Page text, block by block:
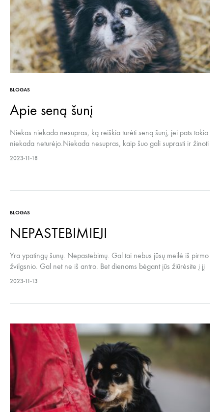
BLOGAS
Apie seną šunį
Niekas niekada nesupras, ką reiškia turėti seną šunį, jei pats tokio
niekada neturėjo.Niekada nesupras, kaip šuo gali suprasti ir žinoti
tiek daug. Kaip gali REIKŠTI tiek daug.Niekada nesupras, kas yra
2023-11-18
BLOGAS
NEPASTEBIMIEJI
Yra ypatingų šunų. Nepastebimų. Gal tai nebus jūsų meilė iš pirmo
žvilgsnio. Gal net ne iš antro. Bet dienoms bėgant jūs žiūrėsite į jį
ir vis svarstysite – šis šuo turi kažką neapčiuopiamo, labai šilto ir
2023-11-13